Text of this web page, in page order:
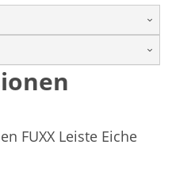
FUXX Leiste Eiche